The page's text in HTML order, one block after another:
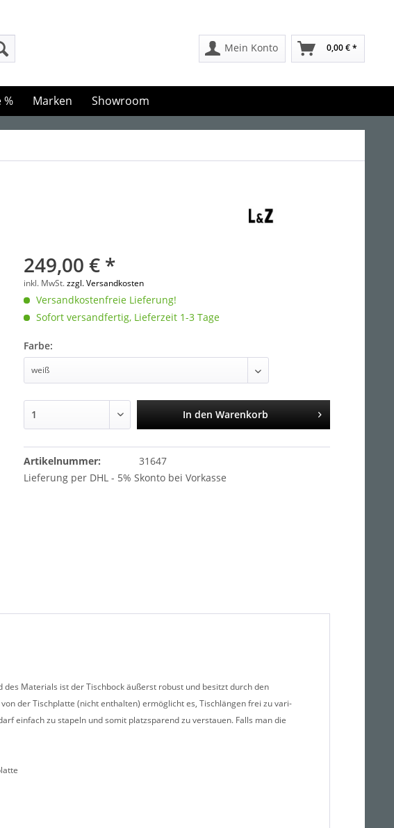
Mein Konto 0,00 € *
% Marken Showroom
249,00 € *
inkl. MwSt.zzgl. Versandkosten
Versandkostenfreie Lieferung!
Sofort versandfertig, Lieferzeit 1-3 Tage
Farbe:
In den Warenkorb
Artikelnummer:
31647
Lieferung per DHL - 5% Skonto bei Vorkasse
Materials ist der Tischbock äußerst robust und besitzt durch den
der Tischplatte (nicht enthalten) ermöglicht es, Tischlängen frei zu vari­
einfach zu stapeln und somit platzsparend zu verstauen. Falls man die